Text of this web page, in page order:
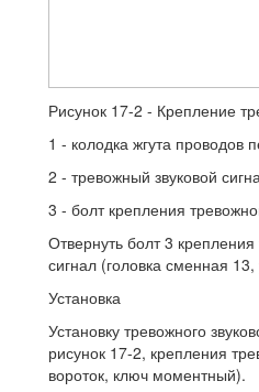
Рисунок 17-2 - Крепление
1 - колодка жгута проводов
2 - тревожный звуковой
3 - болт крепления
Отвернуть болт 3 крепления
сигнал (головка сменная
Установка
Установку тревожного
рисунок 17-2, крепления
вороток, ключ моментный).